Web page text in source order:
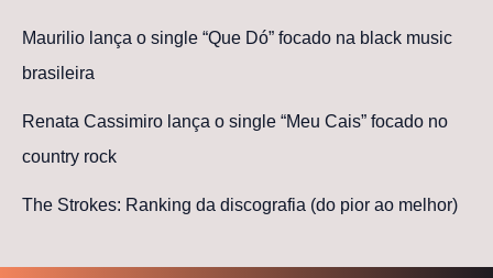
Maurilio lança o single “Que Dó” focado na black music
brasileira
Renata Cassimiro lança o single “Meu Cais” focado no
country rock
The Strokes: Ranking da discografia (do pior ao melhor)